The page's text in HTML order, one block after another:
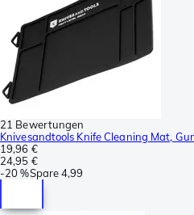
21 Bewertungen
Knivesandtools Knife Cleaning Mat,
19,96 €
24,95 €
-20 %Spare4,99